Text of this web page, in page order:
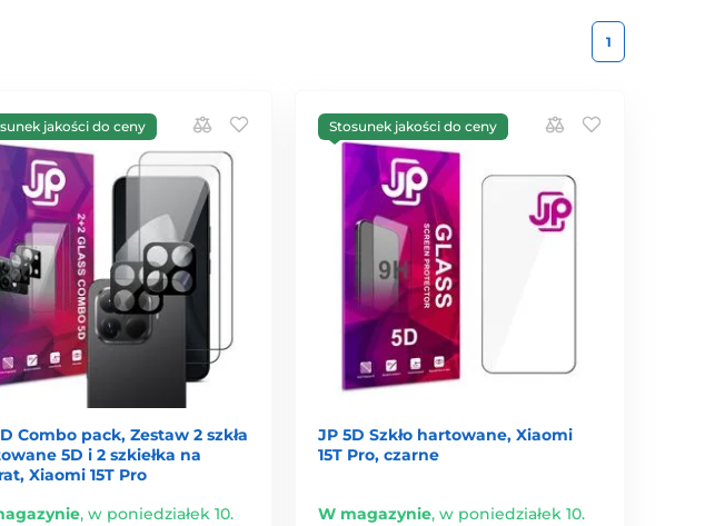
1
jakości do ceny
Combo pack, Zestaw 2 szkła
5D i 2 szkiełka na
Xiaomi 15T Pro
, w poniedziałek 10.
Stosunek jakości do ceny
JP 5D Szkło hartowane, Xiaomi
15T Pro, czarne
W magazynie,w poniedziałek 10.